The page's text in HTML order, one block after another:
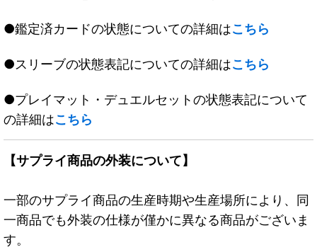
●鑑定済カードの状態についての詳細はこちら
●スリーブの状態表記についての詳細はこちら
●プレイマット・デュエルセットの状態表記について
の詳細はこちら
【サプライ商品の外装について】
一部のサプライ商品の生産時期や生産場所により、同
一商品でも外装の仕様が僅かに異なる商品がございま
す。